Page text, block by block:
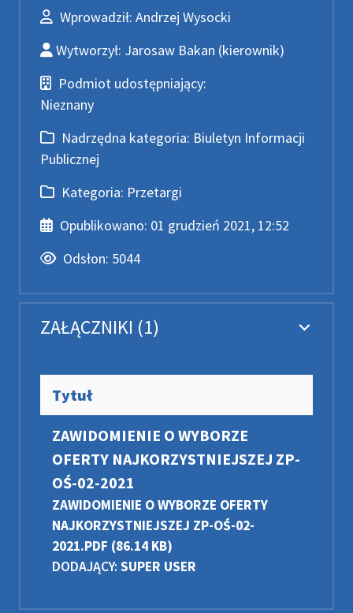
Wprowadził
Wprowadził: Andrzej Wysocki
Wytworzył
Wytworzył: Jarosaw Bakan (kierownik)
Podmiot udostępniający
Podmiot udostępniający:
Nieznany
Nadrzędna kategoria
Nadrzędna kategoria: Biuletyn Informacji
Publicznej
Kategoria
Kategoria: Przetargi
Data publikacji
Opublikowano: 01 grudzień 2021, 12:52
Odsłony
Odsłon: 5044
ZAŁĄCZNIKI (1)
Tytuł
ZAWIDOMIENIE O WYBORZE
OFERTY NAJKORZYSTNIEJSZEJ ZP-
OŚ-02-2021
ZAWIDOMIENIE O WYBORZE OFERTY
NAJKORZYSTNIEJSZEJ ZP-OŚ-02-
2021.PDF (86.14 KB)
DODAJĄCY: SUPER USER